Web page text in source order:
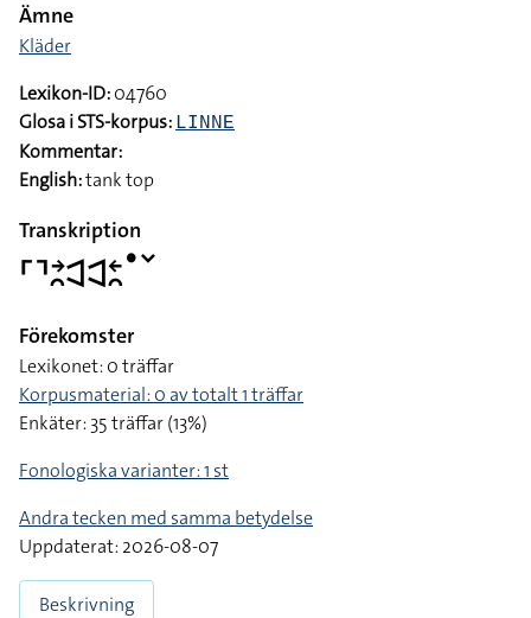
Ämne
Kläder
Lexikon-ID:04760
Glosa i STS-korpus: LINNE
Kommentar:
English:tank top
Transkription
􌤠􌥔􌥘􌥉􌥉􌥓􌥘􌤟􌥧
Förekomster
Lexikonet: 0 träffar
Korpusmaterial: 0 av totalt 1 träffar
Enkäter: 35 träffar (13%)
Fonologiska varianter: 1 st
Andra tecken med samma betydelse
Uppdaterat: 2026-08-07
Beskrivning